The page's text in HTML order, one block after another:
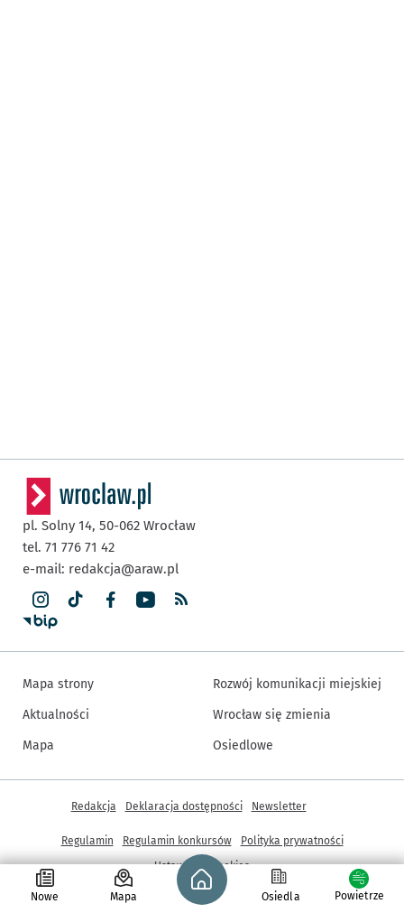
Nowe Mapa
Strona główna - wroclaw.pl
Osiedla Powietrze
pl. Solny 14, 50-062 Wrocław
tel. 71 776 71 42
e-mail: redakcja@araw.pl
Mapa strony
Aktualności
Mapa
Rozwój komunikacji miejskiej
Wrocław się zmienia
Osiedlowe
© Copyright 2005-2026, ARAW S.A., Gmina Wrocław
Inne informacje
Redakcja Deklaracja dostępności Newsletter
Regulamin Regulamin konkursów
Polityka prywatności
Ustawienia cookies